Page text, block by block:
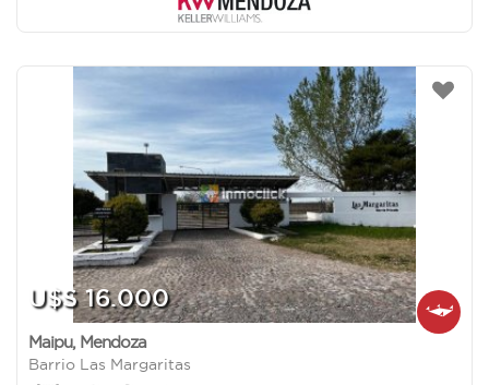
U$S 16.000
Maipu, Mendoza
Barrio Las Margaritas